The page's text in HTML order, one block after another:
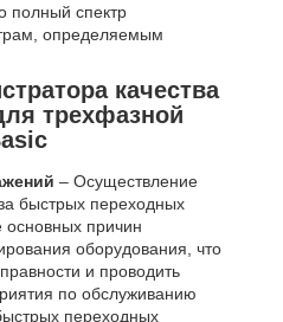
полный спектр
определяемым
качества
трехфазной
– Осуществление
быстрых переходных
основных причин
оборудования, что
и проводить
по обслуживанию
переходных